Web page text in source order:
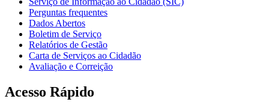
Perguntas frequentes
Dados Abertos
Boletim de Serviço
Relatórios de Gestão
Carta de Serviços ao Cidadão
Avaliação e Correição
Acesso Rápido